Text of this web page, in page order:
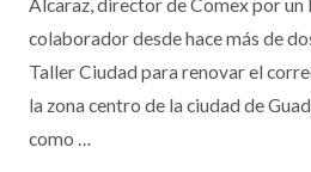
Alcaraz, director de Comex por un
colaborador desde hace más de
Taller Ciudad para renovar el
la zona centro de la ciudad de
como …